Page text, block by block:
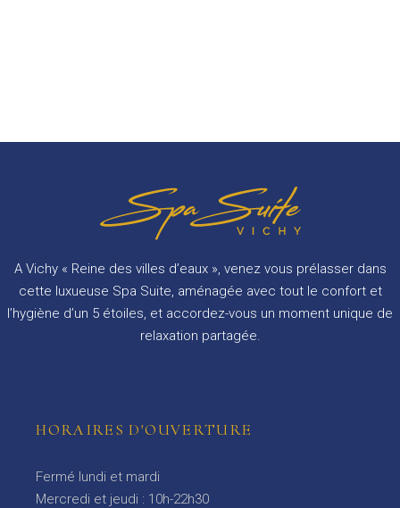
A Vichy « Reine des villes d’eaux », venez vous prélasser dans
cette luxueuse Spa Suite, aménagée avec tout le confort et
l’hygiène d’un 5 étoiles, et accordez-vous un moment unique de
relaxation partagée.
HORAIRES D'OUVERTURE
Fermé lundi et mardi
Mercredi et jeudi : 10h-22h30